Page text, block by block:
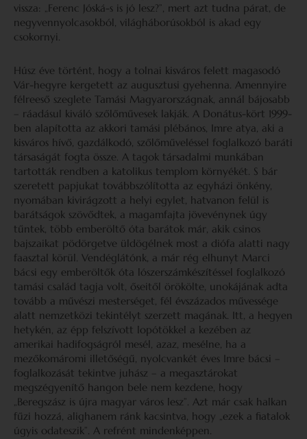
vissza: „Ferenc Jóská-s is jó lesz?”, mert azt tudna párat, de
negyvennyolcasokból, világháborúsokból is akad egy
csokornyi.
Húsz éve történt, hogy a tolnai kisváros felett magasodó
Vár-hegyre kergetett az augusztusi gyehenna. Amennyire
félreeső szeglete Tamási Magyarországnak, annál bájosabb
– ráadásul kiváló szőlőművesek lakják. A Donátus-kört 1999-
ben alapította az akkori tamási plébános, Imre atya, aki a
kisváros hívő, gazdálkodó, szőlőműveléssel foglalkozó baráti
társaságát fogta össze. A tagok társadalmi munkában
tartották rendben a katolikus templom környékét. S bár
szeretett papjukat továbbszólította az egyházi önkény,
nyomában kivirágzott a helyi egylet, hatvanon felül is
barátságok szövődtek, a magamfajta jövevénynek úgy
tűntek, több emberöltő óta barátok már, akik csinos
bajszaikat pödörgetve üldögélnek most a diófa alatti nagy
faasztal körül. Vendéglátónk, a már rég elhunyt Marci
bácsi egy emberöltők óta lószerszámkészítéssel foglalkozó
tamási család tagja volt, őseitől örökölte, unokájának adta
tovább a művészi mesterséget, fél évszázados művessége
alatt nemzetközi tekintélyt szerzett magának. Itt, a hegyen
hetykén, az épp felszívott lopótökkel a kezében az
amerikai hadifogságról mesél, azaz, mesélne, ha a
mezőkomáromi illetőségű, nyolcvankét éves Imre bácsi –
foglalkozását tekintve juhász – a megasztárokat
megszégyenítő hangon bele nem kezdene, hogy
„Beregszász is újra magyar város lesz”. Azt már csak halkan
fűzi hozzá, alighanem ránk kacsintva, hogy „ezek a fiatalok
úgyis odateszik”. A refrént mindenképpen.